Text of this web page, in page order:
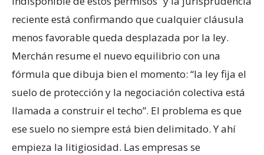
reciente está confirmando que cualquier cláusula
menos favorable queda desplazada por la ley.
Merchán resume el nuevo equilibrio con una
fórmula que dibuja bien el momento: “la ley fija el
suelo de protección y la negociación colectiva está
llamada a construir el techo”. El problema es que
ese suelo no siempre está bien delimitado. Y ahí
empieza la litigiosidad. Las empresas se